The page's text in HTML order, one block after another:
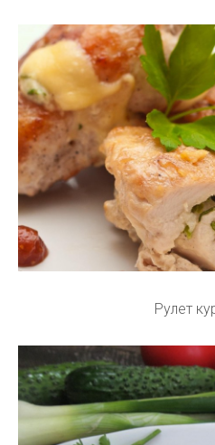
Рулет